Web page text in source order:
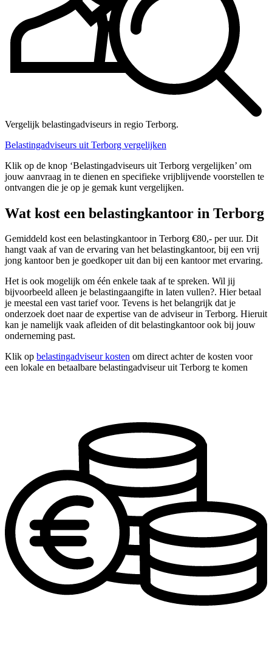
Vergelijk belastingadviseurs in regio Terborg.
Belastingadviseurs uit Terborg vergelijken
Klik op de knop ‘Belastingadviseurs uit Terborg vergelijken’ om
jouw aanvraag in te dienen en specifieke vrijblijvende voorstellen te
ontvangen die je op je gemak kunt vergelijken.
Wat kost een belastingkantoor in Terborg
Gemiddeld kost een belastingkantoor in Terborg €80,- per uur. Dit
hangt vaak af van de ervaring van het belastingkantoor, bij een vrij
jong kantoor ben je goedkoper uit dan bij een kantoor met ervaring.
Het is ook mogelijk om één enkele taak af te spreken. Wil jij
bijvoorbeeld alleen je belastingaangifte in laten vullen?. Hier betaal
je meestal een vast tarief voor. Tevens is het belangrijk dat je
onderzoek doet naar de expertise van de adviseur in Terborg. Hieruit
kan je namelijk vaak afleiden of dit belastingkantoor ook bij jouw
onderneming past.
Klik op belastingadviseur kosten om direct achter de kosten voor
een lokale en betaalbare belastingadviseur uit Terborg te komen